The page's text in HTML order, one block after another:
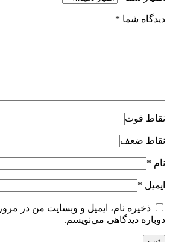
دیدگاه شما *
نقاط قوت
نقاط ضعف
نام *
ایمیل *
ذخیره نام، ایمیل و وبسایت من در
دوباره دیدگاهی می‌نویسم.